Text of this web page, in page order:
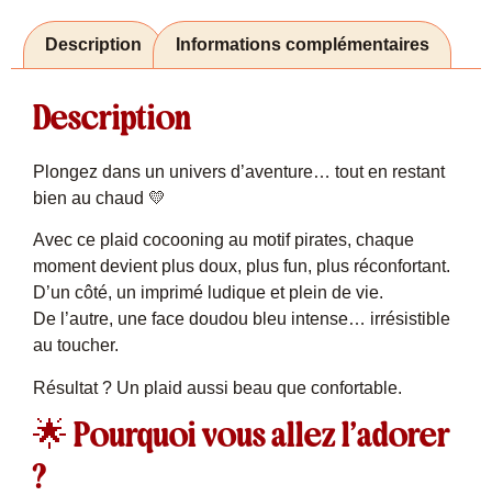
Description Informations complémentaires
Description
Plongez dans un univers d’aventure… tout en restant
bien au chaud 💛
Avec ce plaid cocooning au motif pirates, chaque
moment devient plus doux, plus fun, plus réconfortant.
D’un côté, un imprimé ludique et plein de vie.
De l’autre, une face doudou bleu intense… irrésistible
au toucher.
Résultat ? Un plaid aussi beau que confortable.
🌟 Pourquoi vous allez l’adorer
?